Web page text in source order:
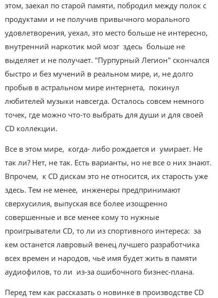
этом, заехал по старой памяти, побродил между полок с
продуктами и не получив привычного морального
удовлетворения, уехал, это место больше не интересно,
внутренний наркотик мой мозг здесь больше не
выделяет и не получает. "Пурпурный Легион" скончался
быстро и без мучений в реальном мире, и, не долго
пробыв в астральном мире интернета, покинул
любителей музыки навсегда. Осталось совсем немного
точек, где можно что-то выбрать для души и для своей
CD коллекции.
Все в этом мире, когда- либо рождается и умирает. Не
так ли? Нет, не так. Есть варианты, но не все о них знают.
Впрочем, к CD дискам это не относится, их старость уже
здесь. Тем не менее, инженеры предпринимают
сверхусилия, выпуская все более изощренно
совершенные и все менее кому то нужные
проигрыватели CD, то ли из спортивного интереса: за
кем останется лавровый венец лучшего разработчика
всех времен и народов, чьё имя будет жить в памяти
аудиофилов, то ли из-за ошибочного бизнес-плана.
Перед тем как рассказать о новинке в производстве CD